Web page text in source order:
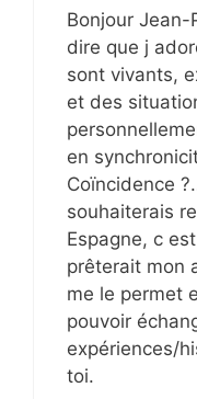
Bonjour Jean-
dire que j
sont vivants,
et des
en
Coïncidence
souhaiterais
Espagne, c
prêterait mon
me le permet
pouvoir
expériences/
toi.